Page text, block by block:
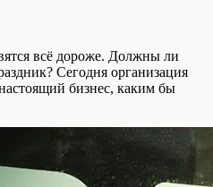
всё дороже. Должны ли
Сегодня организация
бизнес, каким бы